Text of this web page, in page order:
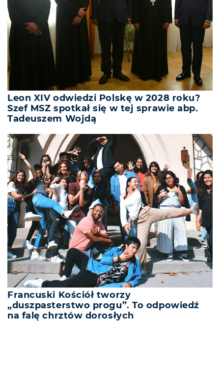
Leon XIV odwiedzi Polskę w 2028 roku?
Szef MSZ spotkał się w tej sprawie abp.
Tadeuszem Wojdą
Francuski Kościół tworzy
„duszpasterstwo progu”. To odpowiedź
na falę chrztów dorosłych